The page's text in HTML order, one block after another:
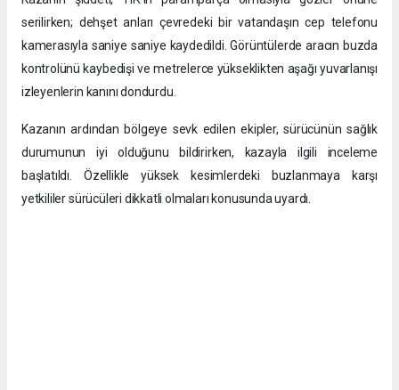
serilirken; dehşet anları çevredeki bir vatandaşın cep telefonu
kamerasıyla saniye saniye kaydedildi. Görüntülerde aracın buzda
kontrolünü kaybedişi ve metrelerce yükseklikten aşağı yuvarlanışı
izleyenlerin kanını dondurdu.
Kazanın ardından bölgeye sevk edilen ekipler, sürücünün sağlık
durumunun iyi olduğunu bildirirken, kazayla ilgili inceleme
başlatıldı. Özellikle yüksek kesimlerdeki buzlanmaya karşı
yetkililer sürücüleri dikkatli olmaları konusunda uyardı.